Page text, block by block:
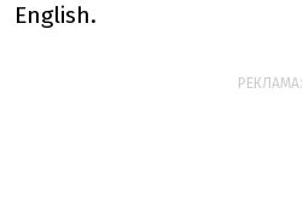
English.
РЕКЛАМА: